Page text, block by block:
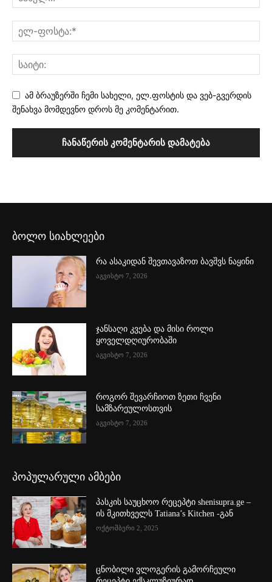
ამ ბრაუზერში ჩემი სახელი, ელ.ფოსტის და ვებ-გვერდის
შენახვა მომდევნო დროს მე კომენტარით.
ბოლო სიახლეები
რა ასაკიდან შევთავაზოთ ბავშვს ნაყინი
აგვისტო 7, 2026
ჯანსაღი კვება და მისი როლი
ყოველდღიურობაში
აგვისტო 7, 2026
როგორ შევარჩიოთ ზეთი ჩვენი
სამზარეულოსთვის
აგვისტო 7, 2026
პოპულარული ამბები
პასკის საუცხოო რეცეპტი shenisupra.ge –
ის მკითხველს Tatiana’s Kitchen -გან
ოქტომბერი 2, 2025
ცნობილი ვლოგერის გამორჩეული